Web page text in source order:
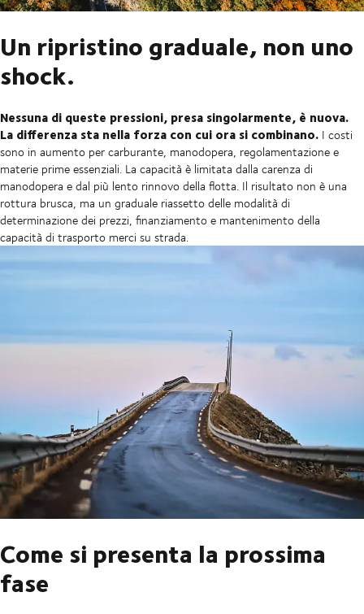
Un ripristino graduale, non uno
shock.
Nessuna di queste pressioni, presa singolarmente, è nuova.
La differenza sta nella forza con cui ora si combinano. I costi
sono in aumento per carburante, manodopera, regolamentazione e
materie prime essenziali. La capacità è limitata dalla carenza di
manodopera e dal più lento rinnovo della flotta. Il risultato non è una
rottura brusca, ma un graduale riassetto delle modalità di
determinazione dei prezzi, finanziamento e mantenimento della
capacità di trasporto merci su strada.
Come si presenta la prossima
fase